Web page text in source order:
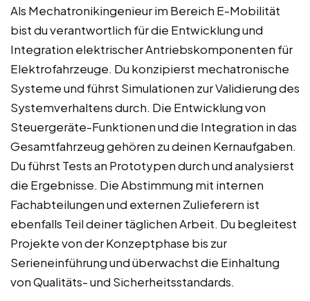
Als Mechatronikingenieur im Bereich E-Mobilität
bist du verantwortlich für die Entwicklung und
Integration elektrischer Antriebskomponenten für
Elektrofahrzeuge. Du konzipierst mechatronische
Systeme und führst Simulationen zur Validierung des
Systemverhaltens durch. Die Entwicklung von
Steuergeräte-Funktionen und die Integration in das
Gesamtfahrzeug gehören zu deinen Kernaufgaben.
Du führst Tests an Prototypen durch und analysierst
die Ergebnisse. Die Abstimmung mit internen
Fachabteilungen und externen Zulieferern ist
ebenfalls Teil deiner täglichen Arbeit. Du begleitest
Projekte von der Konzeptphase bis zur
Serieneinführung und überwachst die Einhaltung
von Qualitäts- und Sicherheitsstandards.